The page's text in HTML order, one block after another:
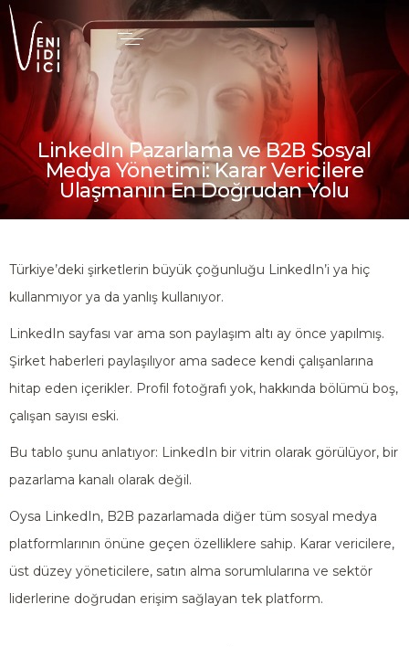
LinkedIn Pazarlama ve B2B Sosyal
Medya Yönetimi: Karar Vericilere
Ulaşmanın En Doğrudan Yolu
Türkiye’deki şirketlerin büyük çoğunluğu LinkedIn’i ya hiç
kullanmıyor ya da yanlış kullanıyor.
LinkedIn sayfası var ama son paylaşım altı ay önce yapılmış.
Şirket haberleri paylaşılıyor ama sadece kendi çalışanlarına
hitap eden içerikler. Profil fotoğrafı yok, hakkında bölümü boş,
çalışan sayısı eski.
Bu tablo şunu anlatıyor: LinkedIn bir vitrin olarak görülüyor, bir
pazarlama kanalı olarak değil.
Oysa LinkedIn, B2B pazarlamada diğer tüm sosyal medya
platformlarının önüne geçen özelliklere sahip. Karar vericilere,
üst düzey yöneticilere, satın alma sorumlularına ve sektör
liderlerine doğrudan erişim sağlayan tek platform.